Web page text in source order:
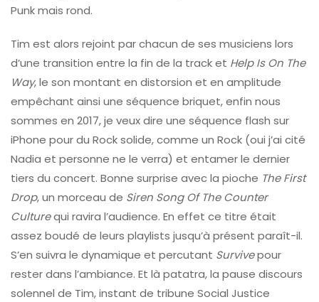
Punk mais rond.
Tim est alors rejoint par chacun de ses musiciens lors
d’une transition entre la fin de la track et Help Is On The
Way, le son montant en distorsion et en amplitude
empêchant ainsi une séquence briquet, enfin nous
sommes en 2017, je veux dire une séquence flash sur
iPhone pour du Rock solide, comme un Rock (oui j’ai cité
Nadia et personne ne le verra) et entamer le dernier
tiers du concert. Bonne surprise avec la pioche The First
Drop, un morceau de Siren Song Of The Counter
Culturequi ravira l’audience. En effet ce titre était
assez boudé de leurs playlists jusqu’à présent paraît-il.
S’en suivra le dynamique et percutant Survivepour
rester dans l’ambiance. Et là patatra, la pause discours
solennel de Tim, instant de tribune Social Justice